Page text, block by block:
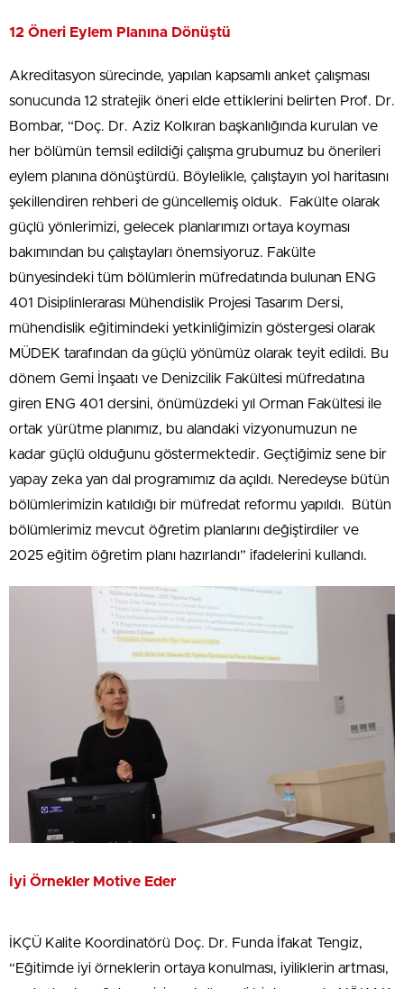
12 Öneri Eylem Planına Dönüştü
Akreditasyon sürecinde, yapılan kapsamlı anket çalışması
sonucunda 12 stratejik öneri elde ettiklerini belirten Prof. Dr.
Bombar, “Doç. Dr. Aziz Kolkıran başkanlığında kurulan ve
her bölümün temsil edildiği çalışma grubumuz bu önerileri
eylem planına dönüştürdü. Böylelikle, çalıştayın yol haritasını
şekillendiren rehberi de güncellemiş olduk. Fakülte olarak
güçlü yönlerimizi, gelecek planlarımızı ortaya koyması
bakımından bu çalıştayları önemsiyoruz. Fakülte
bünyesindeki tüm bölümlerin müfredatında bulunan ENG
401 Disiplinlerarası Mühendislik Projesi Tasarım Dersi,
mühendislik eğitimindeki yetkinliğimizin göstergesi olarak
MÜDEK tarafından da güçlü yönümüz olarak teyit edildi. Bu
dönem Gemi İnşaatı ve Denizcilik Fakültesi müfredatına
giren ENG 401 dersini, önümüzdeki yıl Orman Fakültesi ile
ortak yürütme planımız, bu alandaki vizyonumuzun ne
kadar güçlü olduğunu göstermektedir. Geçtiğimiz sene bir
yapay zeka yan dal programımız da açıldı. Neredeyse bütün
bölümlerimizin katıldığı bir müfredat reformu yapıldı. Bütün
bölümlerimiz mevcut öğretim planlarını değiştirdiler ve
2025 eğitim öğretim planı hazırlandı” ifadelerini kullandı.
İyi Örnekler Motive Eder
İKÇÜ Kalite Koordinatörü Doç. Dr. Funda İfakat Tengiz,
“Eğitimde iyi örneklerin ortaya konulması, iyiliklerin artması,